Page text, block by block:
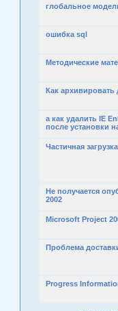
глобальное
ошибка sql
Методические
Как архивировать
а как удалить IE
после установки
Частичная
Не получается
2002
Microsoft Project
Проблема
Progress